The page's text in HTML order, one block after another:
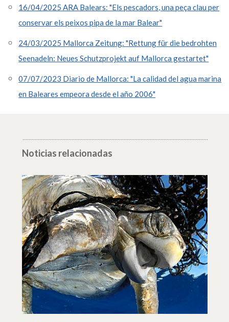
16/04/2025 ARA Balears: "Els pescadors, una peça clau per
conservar els peixos pipa de la mar Balear"
24/03/2025 Mallorca Zeitung: "Rettung für die bedrohten
Seenadeln: Neues Schutzprojekt auf Mallorca gestartet"
07/07/2023 Diario de Mallorca: "La calidad del agua marina
en Baleares empeora desde el año 2006"
Noticias relacionadas